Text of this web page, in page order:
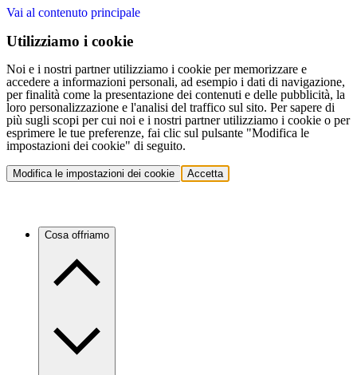
Vai al contenuto principale
Utilizziamo i cookie
Noi e i nostri partner utilizziamo i cookie per memorizzare e
accedere a informazioni personali, ad esempio i dati di navigazione,
per finalità come la presentazione dei contenuti e delle pubblicità, la
loro personalizzazione e l'analisi del traffico sul sito. Per sapere di
più sugli scopi per cui noi e i nostri partner utilizziamo i cookie o per
esprimere le tue preferenze, fai clic sul pulsante "Modifica le
impostazioni dei cookie" di seguito.
Modifica le impostazioni dei cookie Accetta
Cosa offriamo